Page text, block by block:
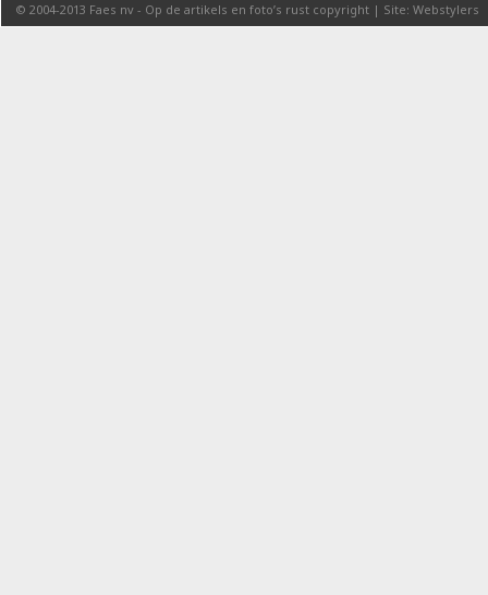
© 2004-2013 Faes nv - Op de artikels en foto’s rust copyright | Site: Webstylers